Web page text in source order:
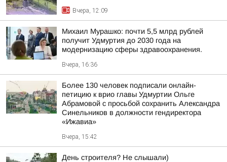
Вчера, 12:09
Михаил Мурашко: почти 5,5 млрд рублей
получит Удмуртия до 2030 года на
модернизацию сферы здравоохранения.
Вчера, 16:36
Более 130 человек подписали онлайн-
петицию к врио главы Удмуртии Ольге
Абрамовой с просьбой сохранить Александра
Синельников в должности гендиректора
«Ижавиа»
Вчера, 15:42
День строителя? Не слышали)